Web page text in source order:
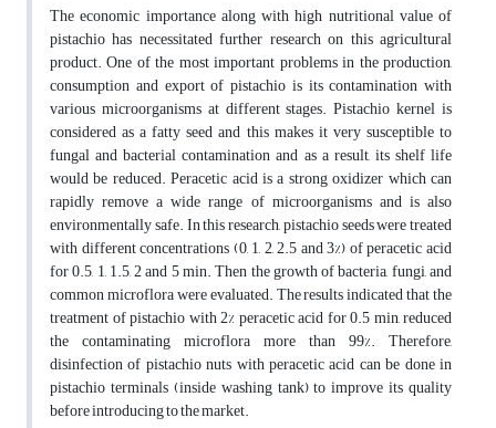
The economic importance along with high nutritional value of
pistachio has necessitated further research on this agricultural
product. One of the most important problems in the production,
consumption and export of pistachio is its contamination with
various microorganisms at different stages. Pistachio kernel is
considered as a fatty seed and this makes it very susceptible to
fungal and bacterial contamination and as a result, its shelf life
would be reduced. Peracetic acid is a strong oxidizer which can
rapidly remove a wide range of microorganisms and is also
environmentally safe. In this research, pistachio seeds were treated
with different concentrations (0, 1, 2, 2.5 and 3%) of peracetic acid
for 0.5, 1, 1.5, 2 and 5 min. Then the growth of bacteria, fungi, and
common microflora were evaluated. The results indicated that the
treatment of pistachio with 2% peracetic acid for 0.5 min, reduced
the contaminating microflora more than 99%. Therefore,
disinfection of pistachio nuts with peracetic acid can be done in
pistachio terminals (inside washing tank) to improve its quality
before introducing to the market.